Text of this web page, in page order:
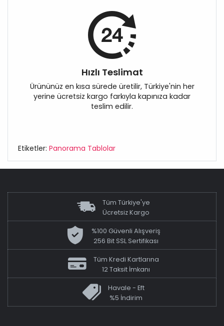
Hızlı Teslimat
Ürününüz en kısa sürede üretilir, Türkiye'nin her
yerine ücretsiz kargo farkıyla kapınıza kadar
teslim edilir.
Etiketler: Panorama Tablolar
Tüm Türkiye'ye
Ücretsiz Kargo
%100 Güvenli Alışveriş
256 Bit SSL Sertifikası
Tüm Kredi Kartlarına
12 Taksit İmkanı
Havale - Eft
%5 İndirim